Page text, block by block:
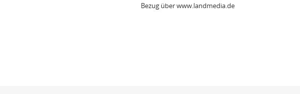
Bezug über www.landmedia.de